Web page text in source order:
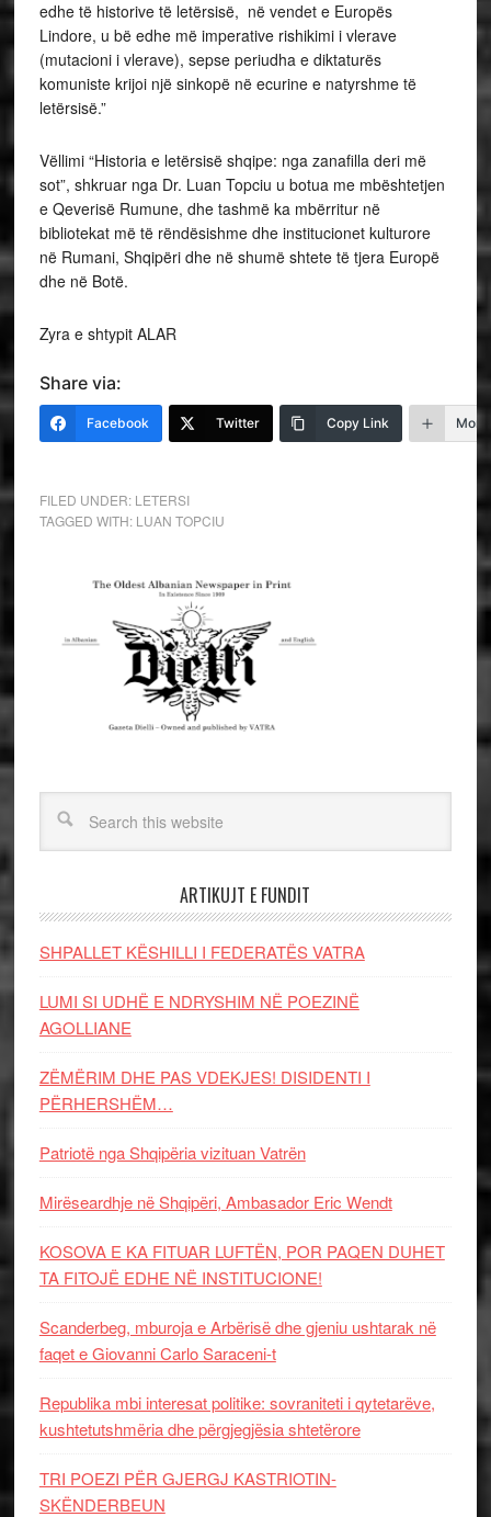
edhe të historive të letërsisë, në vendet e Europës
Lindore, u bë edhe më imperative rishikimi i vlerave
(mutacioni i vlerave), sepse periudha e diktaturës
komuniste krijoi një sinkopë në ecurine e natyrshme të
letërsisë.”
Vëllimi “Historia e letërsisë shqipe: nga zanafilla deri më
sot”, shkruar nga Dr. Luan Topciu u botua me mbështetjen
e Qeverisë Rumune, dhe tashmë ka mbërritur në
bibliotekat më të rëndësishme dhe institucionet kulturore
në Rumani, Shqipëri dhe në shumë shtete të tjera Europë
dhe në Botë.
Zyra e shtypit ALAR
Share via:
Facebook Twitter Copy Link More
FILED UNDER: LETERSI
TAGGED WITH: LUAN TOPCIU
ARTIKUJT E FUNDIT
SHPALLET KËSHILLI I FEDERATËS VATRA
LUMI SI UDHË E NDRYSHIM NË POEZINË
AGOLLIANE
ZËMËRIM DHE PAS VDEKJES! DISIDENTI I
PËRHERSHËM…
Patriotë nga Shqipëria vizituan Vatrën
Mirëseardhje në Shqipëri, Ambasador Eric Wendt
KOSOVA E KA FITUAR LUFTËN, POR PAQEN DUHET
TA FITOJË EDHE NË INSTITUCIONE!
Scanderbeg, mburoja e Arbërisë dhe gjeniu ushtarak në
faqet e Giovanni Carlo Saraceni-t
Republika mbi interesat politike: sovraniteti i qytetarëve,
kushtetutshmëria dhe përgjegjësia shtetërore
TRI POEZI PËR GJERGJ KASTRIOTIN-
SKËNDERBEUN